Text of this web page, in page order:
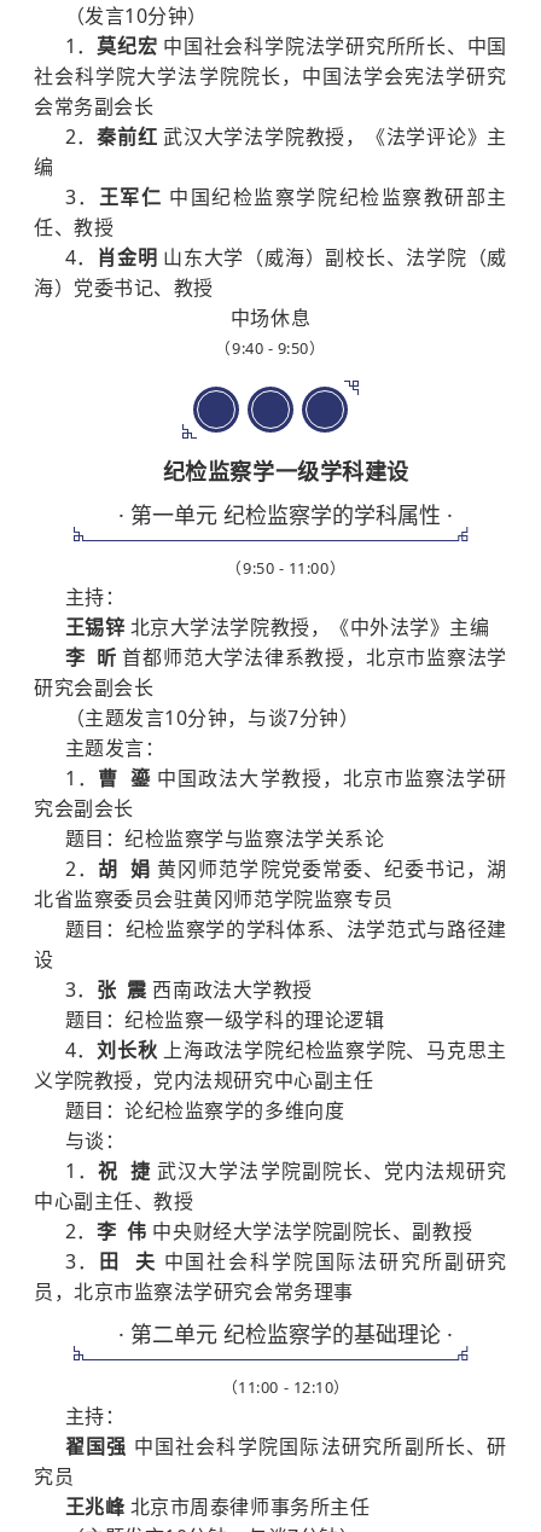
（发言10分钟）
1． 莫纪宏 中国社会科学院法学研究所所长、中国
社会科学院大学法学院院长，中国法学会宪法学研究
会常务副会长
2．秦前红 武汉大学法学院教授，《法学评论》主
编
3． 王军仁 中国纪检监察学院纪检监察教研部主
任、教授
4． 肖金明 山东大学（威海）副校长、法学院（威
海）党委书记、教授
中场休息
（9:40 - 9:50）
上 半
场
纪检监察学一级学科建设
· 第一单元 纪检监察学的学科属性 ·
（9:50 - 11:00）
主持：
王锡锌 北京大学法学院教授，《中外法学》主编
李 昕 首都师范大学法律系教授，北京市监察法学
研究会副会长
（主题发言10分钟，与谈7分钟）
主题发言：
1． 曹 鎏 中国政法大学教授，北京市监察法学研
究会副会长
题目：纪检监察学与监察法学关系论
2． 胡 娟 黄冈师范学院党委常委、纪委书记，湖
北省监察委员会驻黄冈师范学院监察专员
题目：纪检监察学的学科体系、法学范式与路径建
设
3． 张 震 西南政法大学教授
题目：纪检监察一级学科的理论逻辑
4．刘长秋 上海政法学院纪检监察学院、马克思主
义学院教授，党内法规研究中心副主任
题目：论纪检监察学的多维向度
与谈：
1． 祝 捷 武汉大学法学院副院长、党内法规研究
中心副主任、教授
2． 李 伟 中央财经大学法学院副院长、副教授
3． 田 夫 中国社会科学院国际法研究所副研究
员，北京市监察法学研究会常务理事
· 第二单元 纪检监察学的基础理论 ·
（11:00 - 12:10）
主持：
翟国强 中国社会科学院国际法研究所副所长、研
究员
王兆峰北京市周泰律师事务所主任